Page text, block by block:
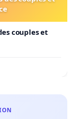
couples et